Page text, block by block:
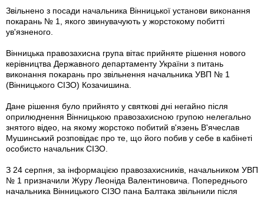
Звільнено з посади начальника Вінницької установи виконання
покарань № 1, якого звинувачують у жорстокому побитті
ув'язненого.
Вінницька правозахисна група вітає прийняте рішення нового
керівництва Державного департаменту України з питань
виконання покарань про звільнення начальника УВП № 1
(Вінницького СІЗО) Козачишина.
Дане рішення було прийнято у святкові дні негайно після
оприлюднення Вінницькою правозахисною групою нелегально
знятого відео, на якому жорстоко побитий в'язень В'ячеслав
Мушинський розповідає про те, що його побив у себе в кабінеті
особисто начальник СІЗО.
З 24 серпня, за інформацією правозахисників, начальником УВП
№ 1 призначили Журу Леоніда Валентиновича. Попереднього
начальника Вінницького СІЗО пана Балтака звільнили після